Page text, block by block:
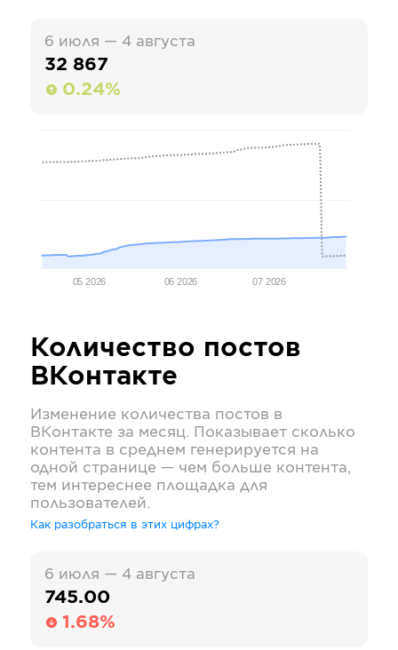
6 июля — 4 августа
32 867
0.24%
05 2026 06 2026 07 2026
Количество постов
ВКонтакте
Изменение количества постов в
ВКонтакте за месяц. Показывает сколько
контента в среднем генерируется на
одной странице — чем больше контента,
тем интереснее площадка для
пользователей.
Как разобраться в этих цифрах?
6 июля — 4 августа
745.00
1.68%